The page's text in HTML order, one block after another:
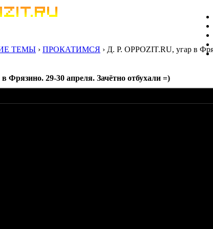
ТЕМЫ › ПРОКАТИМСЯ › Д. Р. OPPOZIT.RU, угар в
Фрязино. 29-30 апреля. Зачётно отбухали =)